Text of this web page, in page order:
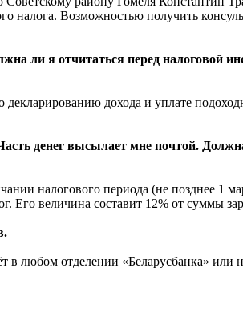
налога. Возможностью получить
ли я отчитаться перед налоговой
дохода и уплате
денег высылает мне почтой.
налогового периода (не позднее 1
Его величина составит 12% от суммы
любом отделении «Беларусбанка» или